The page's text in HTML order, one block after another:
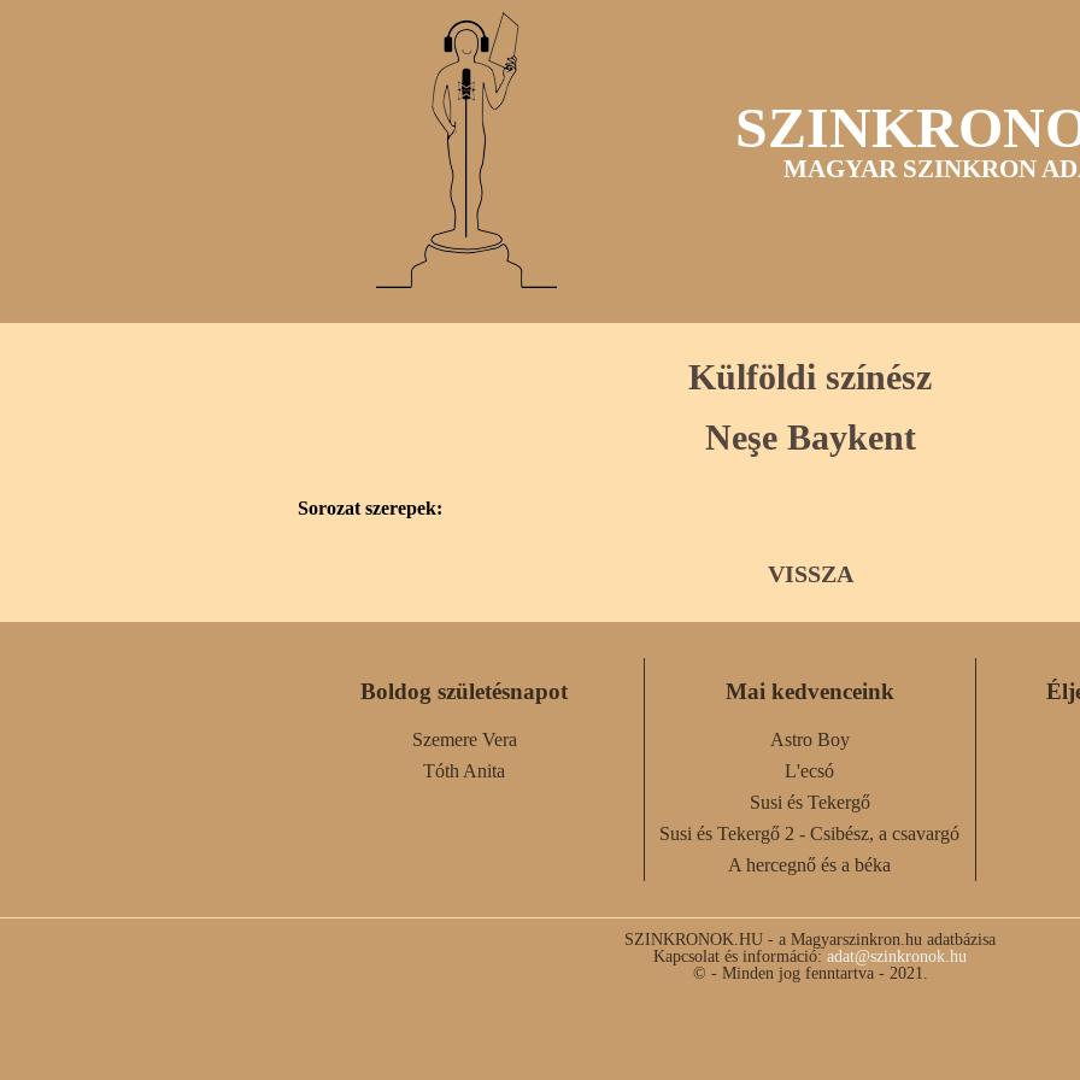
MAGYAR SZINKRON
Külföldi színész
Neşe Baykent
Sorozat szerepek:
VISSZA
Boldog születésnapot
Szemere Vera
Tóth Anita
Mai kedvenceink
Astro Boy
L'ecsó
Susi és Tekergő
Susi és Tekergő 2 - Csibész, a csavargó
A hercegnő és a béka
SZINKRONOK.HU - a Magyarszinkron.hu adatbázisa
Kapcsolat és információ: adat@szinkronok.hu
© - Minden jog fenntartva - 2021.